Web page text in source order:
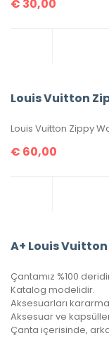
€ 30,00
€ 60,00
Çantamız %100
Katalog modelidir.
Aksesuarları
Aksesuar ve
Çanta içerisinde,